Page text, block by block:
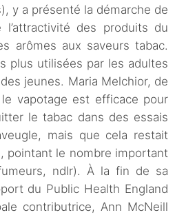
y a présenté la démarche de
des produits du
arômes aux saveurs tabac.
plus utilisées par les adultes
jeunes. Maria Melchior, de
le vapotage est efficace pour
le tabac dans des essais
mais que cela restait
pointant le nombre important
ndlr). À la fin de sa
du Public Health England
contributrice, Ann McNeill